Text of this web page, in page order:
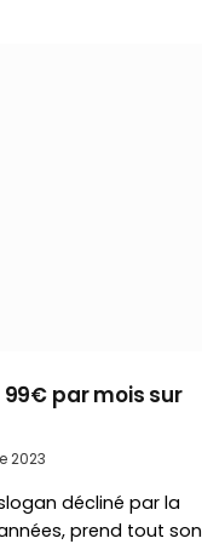
99€ par mois sur
2023
décliné par la
prend tout son